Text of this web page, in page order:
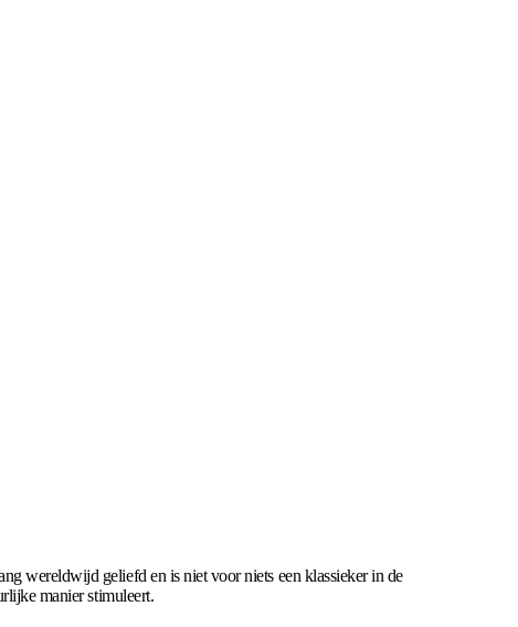
wereldwijd geliefd en is niet voor niets een klassieker in de
manier stimuleert.